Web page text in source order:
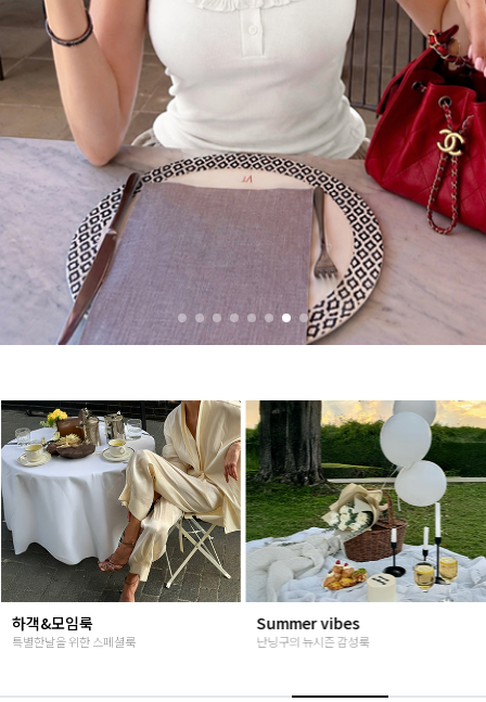
Summer vibes
난닝구의 뉴시즌 감성룩
베스트재진행
고객님들이 인정해주신 Steady seller